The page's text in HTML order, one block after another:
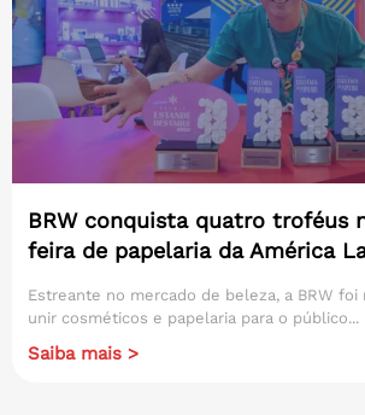
BRW conquista quatro troféus
feira de papelaria da América
Estreante no mercado de beleza, a BRW foi
unir cosméticos e papelaria para o público...
Saiba mais >